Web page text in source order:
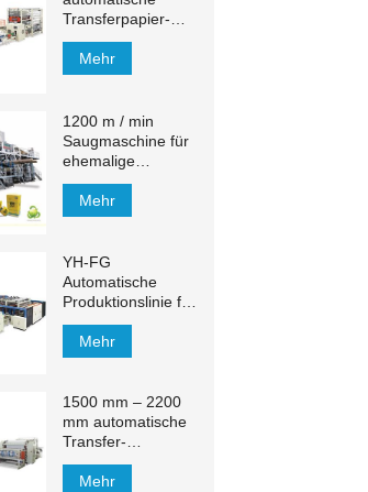
Transferpapier-
Handtuch-
Produktionslinie
Mehr
1200 m / min
Saugmaschine für
ehemalige
Gewebe
Mehr
YH-FG
Automatische
Produktionslinie für
Gesichtstücher
Mehr
1500 mm – 2200
mm automatische
Transfer-
Produktionslinie für
Kosmetiktücher
Mehr